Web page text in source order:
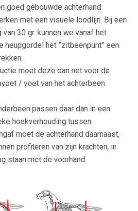
goed gebouwde achterhand
met een visuele loodlijn. Bij een
30 gr. kunnen we vanaf het
heupgordel het ”zitbeenpunt” een
moet deze dan net voor de
/ voet van het achterbeen
passen daar dan in een
hoekverhouding tussen.
moet de achterhand daarnaast,
profiteren van zijn krachten, in
staan met de voorhand.